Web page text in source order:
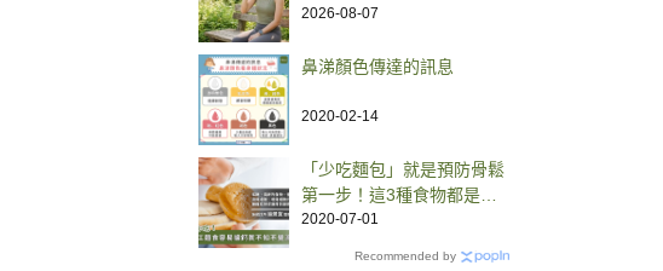
中醫推預防 5 方法
2026-08-07
鼻涕顏色傳達的訊息
2020-02-14
「少吃麵包」就是預防骨鬆
第一步！這3種食物都是鈣
質殺手
2020-07-01
Recommended by